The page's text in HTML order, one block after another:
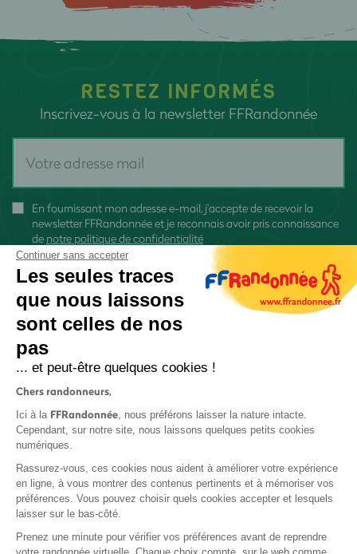
RESTEZ INFORMÉS
Inscrivez-vous à la newsletter FFRandonnée
En fournissant mon adresse e-mail, j'accepte de recevoir la
newsletter FFRandonnée et je reconnais avoir pris connaissance
de notre politique de confidentialité
Protection des données
Politique de confidentialité
Continuer sans accepter
Les seules traces
que nous laissons
sont celles de nos
pas
... et peut-être quelques cookies !
Chers randonneurs,
Ici à la FFRandonnée, nous préférons laisser la nature intacte.
Cependant, sur notre site, nous laissons quelques petits cookies
numériques.
Rassurez-vous, ces cookies nous aident à améliorer votre expérience
en ligne, à vous montrer des contenus pertinents et à mémoriser vos
préférences. Vous pouvez choisir quels cookies accepter et lesquels
laisser sur le bas-côté.
Prenez une minute pour vérifier vos préférences avant de reprendre